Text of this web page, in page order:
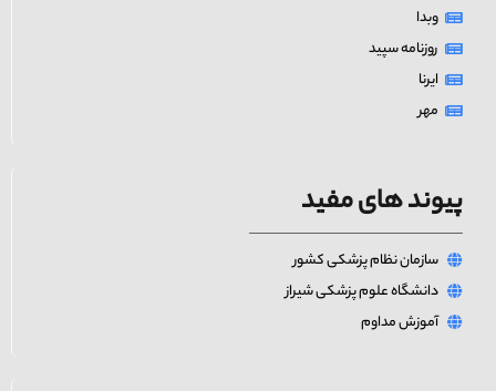
وبدا
روزنامه سپید
ایرنا
مهر
پیوند های مفید
سازمان نظام پزشکی کشور
دانشگاه علوم پزشکی شیراز
آموزش مداوم